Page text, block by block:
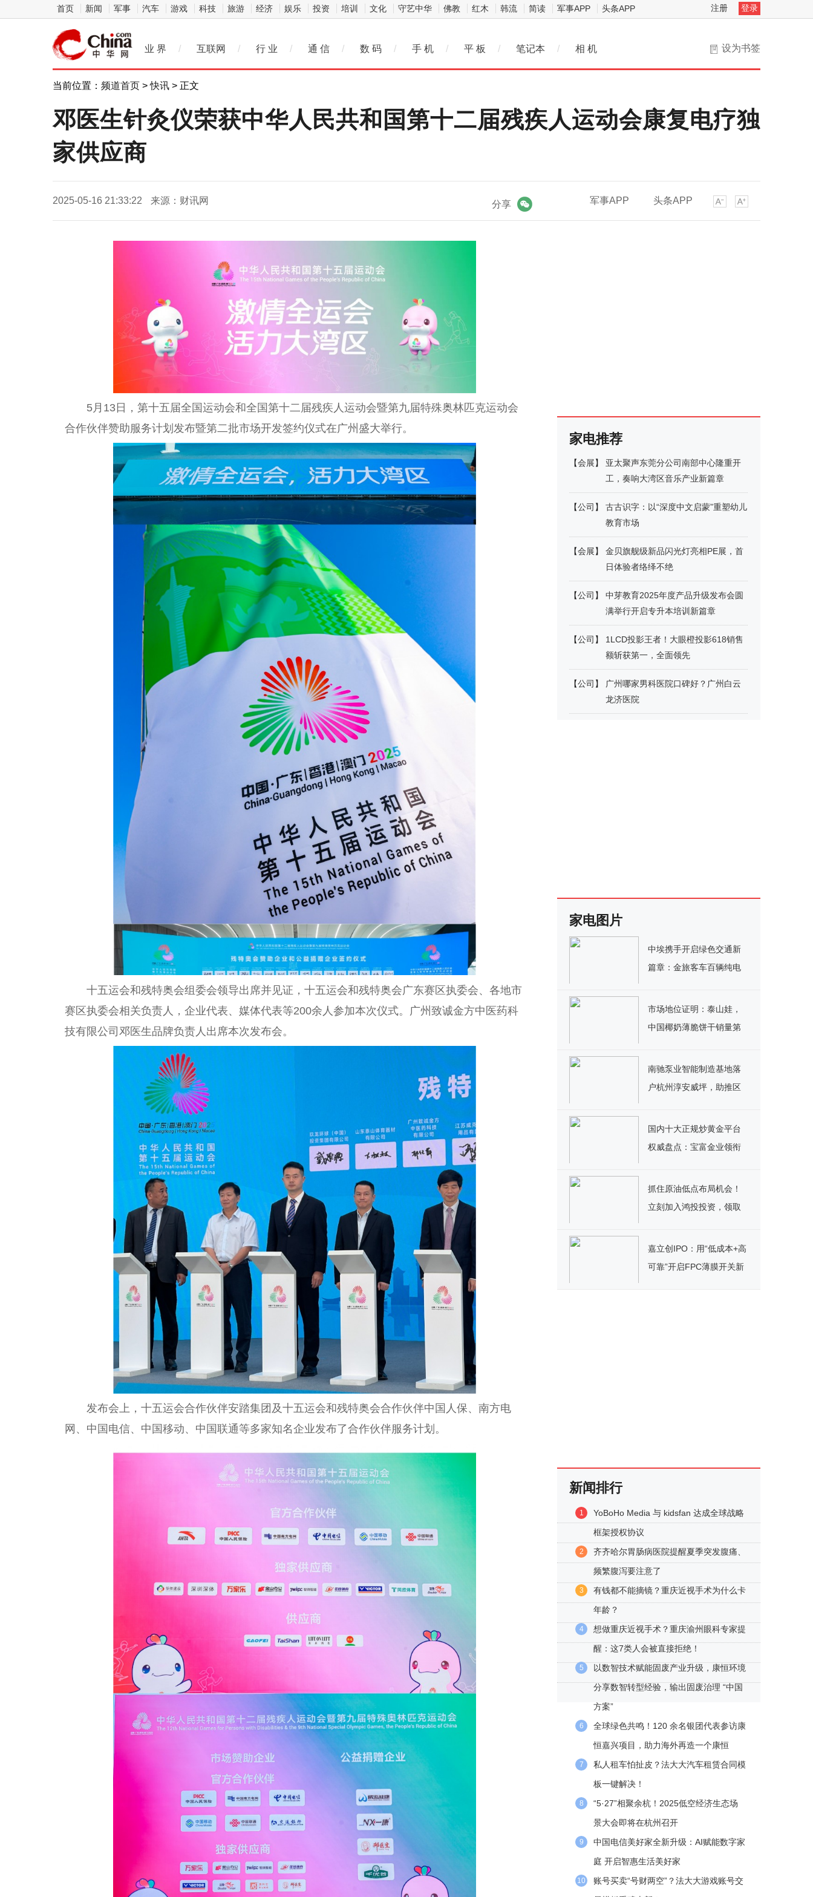
首页 新闻 军事 汽车 游戏 科技 旅游 经济 娱乐 投资 培训 文化 守艺中华 佛教 红木 韩流 简读 军事APP 头条APP 注册 登录
设为书签
业 界 / 互联网 / 行 业 / 通 信 / 数 码 / 手 机 / 平 板 / 笔记本 / 相 机
当前位置： 频道首页 >快讯 > 正文
邓医生针灸仪荣获中华人民共和国第十二届残疾人运动会康复电疗独
家供应商
2025-05-16 21:33:22 来源：财讯网 军事APP 头条APP
分享
5月13日，第十五届全国运动会和全国第十二届残疾人运动会暨第九届特殊奥林匹克运动会
合作伙伴赞助服务计划发布暨第二批市场开发签约仪式在广州盛大举行。
十五运会和残特奥会组委会领导出席并见证，十五运会和残特奥会广东赛区执委会、各地市
赛区执委会相关负责人，企业代表、媒体代表等200余人参加本次仪式。广州致诚金方中医药科
技有限公司邓医生品牌负责人出席本次发布会。
发布会上，十五运会合作伙伴安踏集团及十五运会和残特奥会合作伙伴中国人保、南方电
网、中国电信、中国移动、中国联通等多家知名企业发布了合作伙伴服务计划。
家电推荐
【会展】
亚太聚声东莞分公司南部中心隆重开
工，奏响大湾区音乐产业新篇章
【公司 】
古古识字：以“深度中文启蒙”重塑幼儿
教育市场
【会展】
金贝旗舰级新品闪光灯亮相PE展，首
日体验者络绎不绝
【公司 】
中芽教育2025年度产品升级发布会圆
满举行开启专升本培训新篇章
【公司 】
1LCD投影王者！大眼橙投影618销售
额斩获第一，全面领先
【公司 】
广州哪家男科医院口碑好？广州白云
龙济医院
家电图片
中埃携手开启绿色交通新
篇章：金旅客车百辆纯电
市场地位证明：泰山娃，
中国椰奶薄脆饼干销量第
南驰泵业智能制造基地落
户杭州淳安威坪，助推区
国内十大正规炒黄金平台
权威盘点：宝富金业领衔
抓住原油低点布局机会！
立刻加入鸿投投资，领取
嘉立创IPO：用“低成本+高
可靠”开启FPC薄膜开关新
新闻排行
1
YoBoHo Media 与 kidsfan 达成全球战略
框架授权协议
2
齐齐哈尔胃肠病医院提醒夏季突发腹痛、
频繁腹泻要注意了
3
有钱都不能摘镜？重庆近视手术为什么卡
年龄？
4
想做重庆近视手术？重庆渝州眼科专家提
醒：这7类人会被直接拒绝！
5
以数智技术赋能固废产业升级，康恒环境
分享数智转型经验，输出固废治理 “中国
方案”
6
全球绿色共鸣！120 余名银团代表参访康
恒嘉兴项目，助力海外再造一个康恒
7
私人租车怕扯皮？法大大汽车租赁合同模
板一键解决！
8
“5·27”相聚余杭！2025低空经济生态场
景大会即将在杭州召开
9
中国电信美好家全新升级：AI赋能数字家
庭 开启智惠生活美好家
10
账号买卖“号财两空”？法大大游戏账号交